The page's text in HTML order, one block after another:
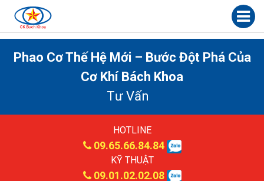
Phao Cơ Thế Hệ Mới – Bước Đột Phá Của
Cơ Khí Bách Khoa
Tư Vấn
HOTLINE
09.65.66.84.84
KỸ THUẬT
09.01.02.02.08